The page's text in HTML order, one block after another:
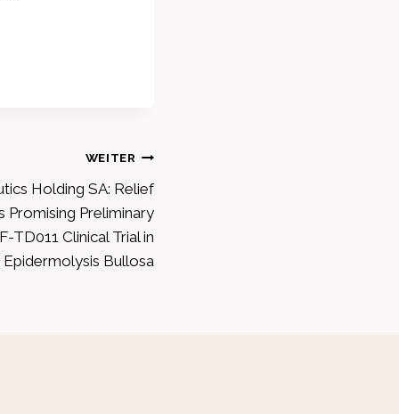
WEITER
Holding SA: Relief
Promising Preliminary
TD011 Clinical Trial in
Epidermolysis Bullosa